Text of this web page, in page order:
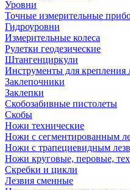
Уровни
Точные измерительные
Гидроуровни
Измерительные колеса
Рулетки геодезические
Штангенциркули
Инструменты для крепления
Заклепочники
Заклепки
Скобозабивные пистолеты
Скобы
Ножи технические
Ножи с сегментированным
Ножи с трапециевидным
Ножи круговые, перовые,
Скребки и цикли
Лезвия сменные